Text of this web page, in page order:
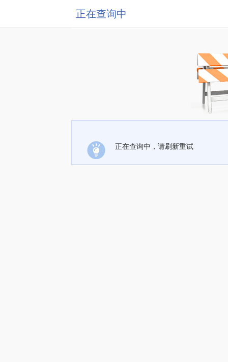
正在查询中
正在查询中，请刷新重试